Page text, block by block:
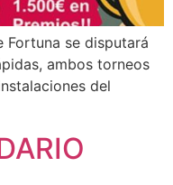
Fortuna se disputará
ambos torneos
del